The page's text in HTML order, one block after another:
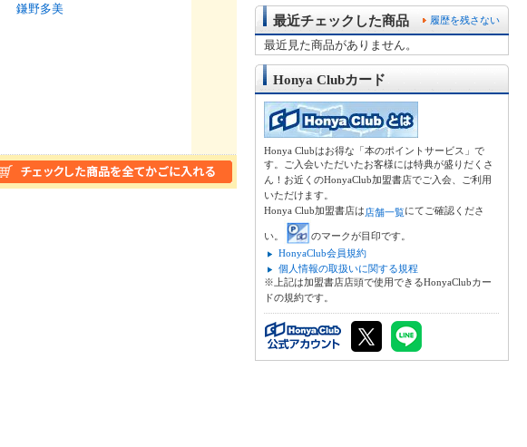
鎌野多美
履歴を残さない
最近チェックした商品
最近見た商品がありません。
Honya Clubカード
Honya Clubはお得な「本のポイントサービス」で
す。ご入会いただいたお客様には特典が盛りだくさ
ん！お近くのHonyaClub加盟書店でご入会、ご利用
いただけます。
Honya Club加盟書店は店舗一覧にてご確認くださ
い。
のマークが目印です。
HonyaClub会員規約
個人情報の取扱いに関する規程
※上記は加盟書店店頭で使用できるHonyaClubカー
ドの規約です。